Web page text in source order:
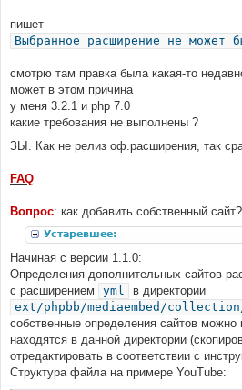
пишет
Выбранное расширение не может
смотрю там правка была какая-то
может в этом причина
у меня 3.2.1 и php 7.0
какие требования не выполнены ?
ЗЫ. Как не релиз оф.расширения, так
FAQ
Вопрос: как добавить собственный сайт?
Устаревшее:
Начиная с версии 1.1.0:
Определения дополнительных сайтов
с расширением
yml
в директории
ext/phpbb/mediaembed/
собственные определения сайтов можно
находятся в данной директории
отредактировать в соответствии с
Структура файла на примере YouTube: